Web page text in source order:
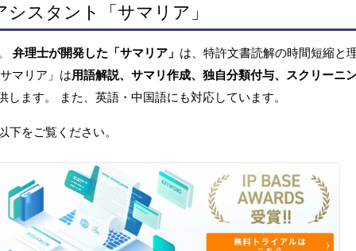
スタント「サマリア」
弁理士が開発した「サマリア」 は、特許文書読解の時間短縮と
マリア」は用語解説、サマリ作成、独自分類付与、スクリーニ
ます。 また、英語・中国語にも対応しています。
下をご覧ください。